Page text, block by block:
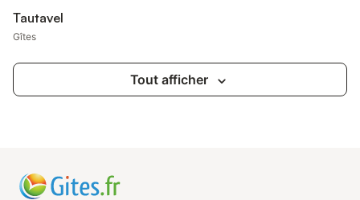
Tautavel
Gîtes
Tout afficher